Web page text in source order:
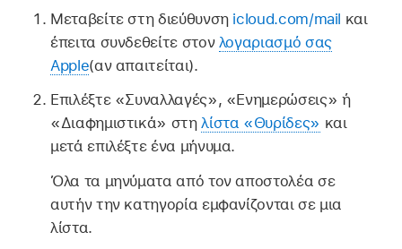
Μεταβείτε στη διεύθυνση icloud.com/mail και
έπειτα συνδεθείτε στον λογαριασμό σας
Apple(αν απαιτείται).
Επιλέξτε «Συναλλαγές», «Ενημερώσεις» ή
«Διαφημιστικά» στηλίστα «Θυρίδες» και
μετά επιλέξτε ένα μήνυμα.
Όλα τα μηνύματα από τον αποστολέα σε
αυτήν την κατηγορία εμφανίζονται σε μια
λίστα.